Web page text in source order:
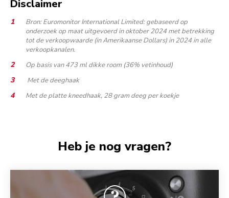
Disclaimer
Bron: Euromonitor International Limited: gebaseerd op
onderzoek op maat uitgevoerd in oktober 2024 met betrekking
tot de verkoopwaarde (in Amerikaanse Dollars) in 2024 in alle
verkoopkanalen.
Op basis van 473 ml dikke room (36% vetinhoud)
Met de deeghaak
Met de platte kneedhaak, 28 gram deeg per koekje
Heb je nog vragen?